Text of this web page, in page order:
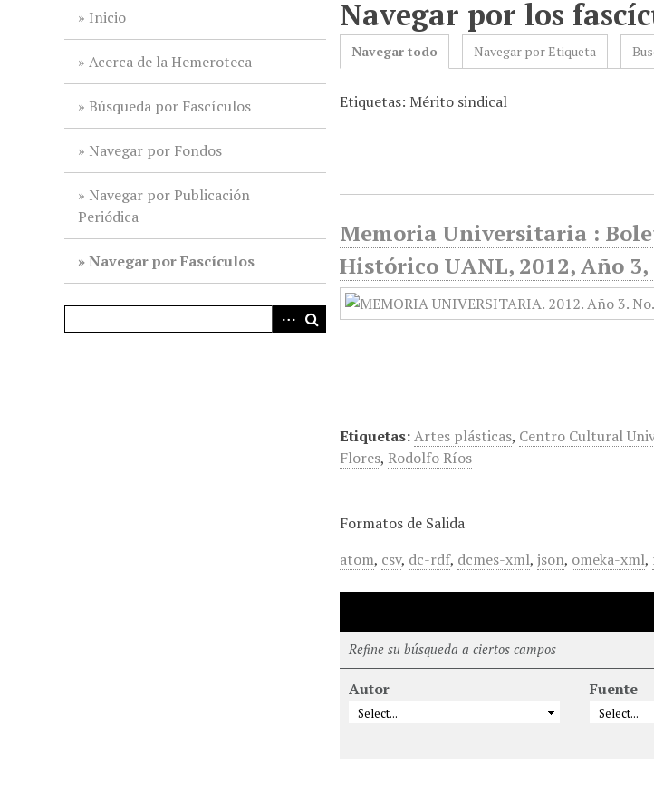
Inicio
Acerca de la Hemeroteca
Búsqueda por Fascículos
Navegar por Fondos
Navegar por Publicación
Periódica
Navegar por Fascículos
Navegar por los
Navegar todo Navegar por Etiqueta
Etiquetas: Mérito sindical
Memoria Universitaria :
Histórico UANL, 2012, Año 3,
Etiquetas:Artes plásticas, Centro Cultural
Flores, Rodolfo Ríos
Formatos de Salida
atom, csv, dc-rdf, dcmes-xml,json, omeka-xml,
Refine su búsqueda a ciertos campos
Autor Fuente